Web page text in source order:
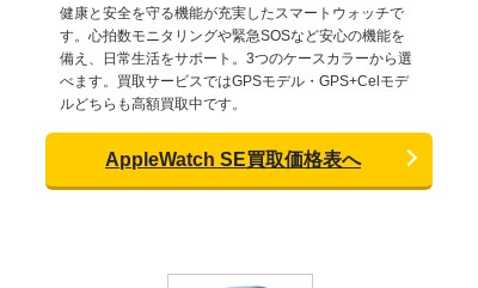
健康と安全を守る機能が充実したスマートウォッチで
す。心拍数モニタリングや緊急SOSなど安心の機能を
備え、日常生活をサポート。3つのケースカラーから選
べます。買取サービスではGPSモデル・GPS+Celモデ
ルどちらも高額買取中です。
AppleWatch SE買取価格表へ